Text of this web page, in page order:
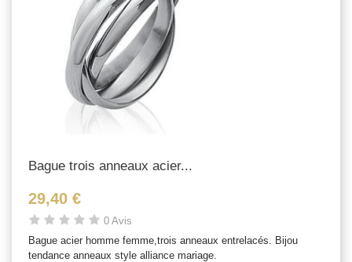
Bague trois anneaux acier...
29,40 €
0 Avis
Bague acier homme femme,trois anneaux entrelacés. Bijou
tendance anneaux style alliance mariage.